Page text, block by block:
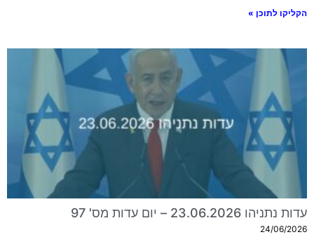
הקליקו לתוכן »
עדות נתניהו 23.06.2026 – יום עדות מס' 97
24/06/2026